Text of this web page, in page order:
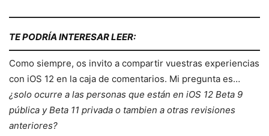
TE PODRÍA INTERESAR LEER:
Como siempre, os invito a compartir vuestras experiencias
con iOS 12 en la caja de comentarios. Mi pregunta es…
¿solo ocurre a las personas que están en iOS 12 Beta 9
pública y Beta 11 privada o tambien a otras revisiones
anteriores?